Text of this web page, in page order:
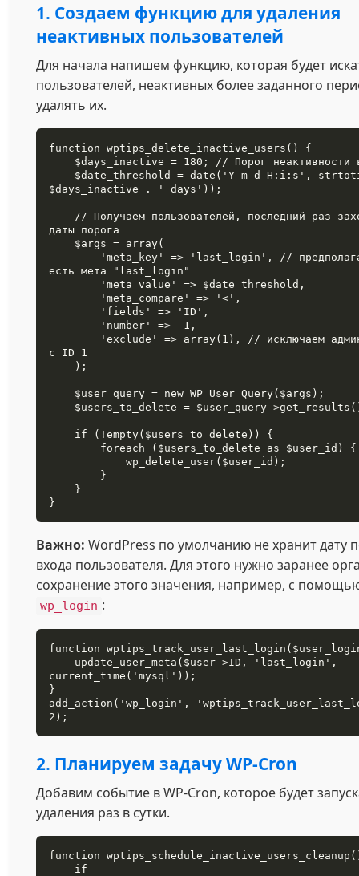
1. Создаем функцию для удаления
неактивных пользователей
Для начала напишем функцию, которая будет
пользователей, неактивных более заданного
удалять их.
function wptips_delete_inactive_users() {
$days_inactive . ' days'));
даты порога
есть мета "last_login"
с ID 1
}
Важно: WordPress по умолчанию не хранит дату
входа пользователя. Для этого нужно заранее
сохранение этого значения, например, с
wp_login :
function
current_time('mysql'));
}
add_action('wp_login',
2);
2. Планируем задачу WP-Cron
Добавим событие в WP-Cron, которое будет
удаления раз в сутки.
function